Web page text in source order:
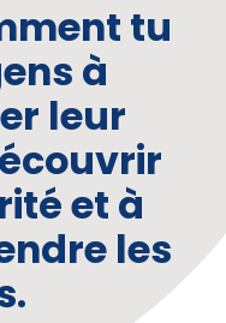
à
et